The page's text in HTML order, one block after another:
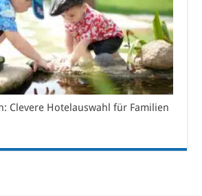
Clevere Hotelauswahl für Familien